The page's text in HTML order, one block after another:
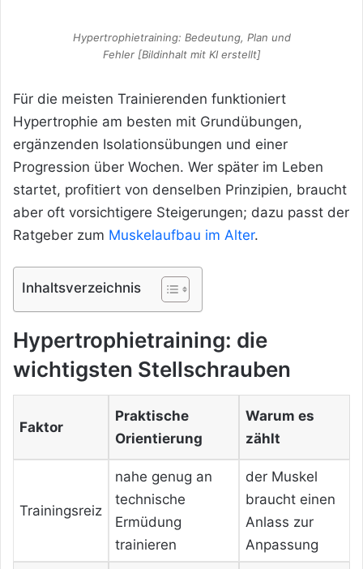
Hypertrophietraining: Bedeutung, Plan und
Fehler [Bildinhalt mit KI erstellt]
Für die meisten Trainierenden funktioniert
Hypertrophie am besten mit Grundübungen,
ergänzenden Isolationsübungen und einer
Progression über Wochen. Wer später im Leben
startet, profitiert von denselben Prinzipien, braucht
aber oft vorsichtigere Steigerungen; dazu passt der
Ratgeber zum Muskelaufbau im Alter.
Inhaltsverzeichnis
Hypertrophietraining: die
wichtigsten Stellschrauben
Faktor
Praktische
Orientierung
Warum es
zählt
Trainingsreiz
nahe genug an
technische
Ermüdung
trainieren
der Muskel
braucht einen
Anlass zur
Anpassung